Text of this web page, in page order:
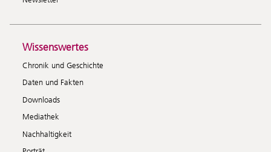
Wissenswertes
Chronik und Geschichte
Daten und Fakten
Downloads
Mediathek
Nachhaltigkeit